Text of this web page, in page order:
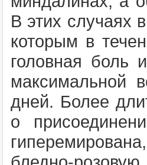
В этих случаях
которым в
головная боль
максимальной
дней. Более
о